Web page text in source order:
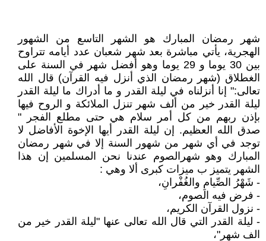
شهر رمضان المبارك هو الشهر التاسع من الشهور
الهجرية، يأتي مباشرة بعد شهر شعبان عدد أيامه تتراوح
بين 30 يوما و 29 يوما وهو أفضل شهر في السنة على
الغطلاق (شهر رمضان الذي أنزل فيه القرآن) قال الله
تعالى:" إنا أنزلناه في ليلة القدر و ما أدراك ما ليلة القدر
ليلة القدر خير من ألف شهر تنزل الملائكة و الروح فيها
بإذن ربهم من كل أمر سلام هي حتى مطلع الفجر "
صدق الله العظيم. إن ليلة القدر أيها الإخوة الأفاضل لا
توجد في أي شهر من شهور السنة إلا في شهر رمضان
المبارك وهو شهرالصوم عندنا نحن المسلمين إن هذا
الشهر يتميز ب ميزات كبرى ألا وهي :
- شَهْرُ الصِّيامِ والغُفْرانِ،
- فرض فيه الصوم،
- نزول القرآن الكريم،
- ليلة القدر التي قال الله تعالى عنها "ليلة القدر خير من
الف شهر"،